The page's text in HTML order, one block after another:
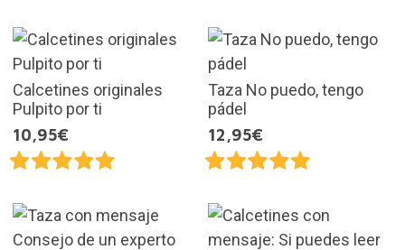
Calcetines originales
Pulpito por ti
10,95€
Taza No puedo, tengo
pádel
12,95€